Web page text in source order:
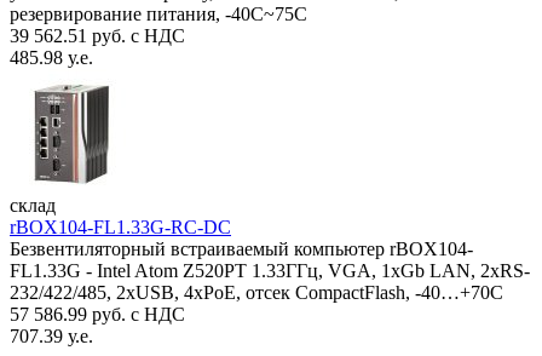
резервирование питания, -40С~75C
39 562.51 руб. с НДС
485.98 у.е.
склад
rBOX104-FL1.33G-RC-DC
Безвентиляторный встраиваемый компьютер rBOX104-
FL1.33G - Intel Atom Z520PT 1.33ГГц, VGA, 1xGb LAN, 2xRS-
232/422/485, 2xUSB, 4xPoE, отсек CompactFlash, -40…+70C
57 586.99 руб. с НДС
707.39 у.е.